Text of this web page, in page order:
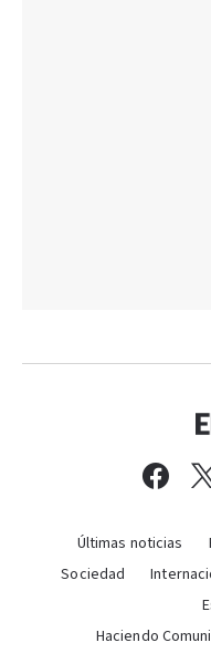
Últimas noticias
Sociedad
Haciendo